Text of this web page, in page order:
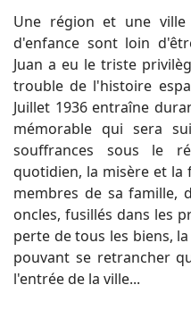
Une région et une
d'enfance sont loin
Juan a eu le triste
trouble de l'histoire
Juillet 1936 entraîne
mémorable qui sera
souffrances sous le
quotidien, la misère et
membres de sa famille,
oncles, fusillés dans les
perte de tous les biens,
pouvant se retrancher
l'entrée de la ville...